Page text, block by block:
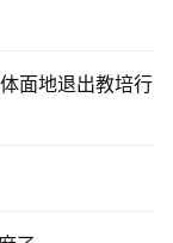
面地退出教培行